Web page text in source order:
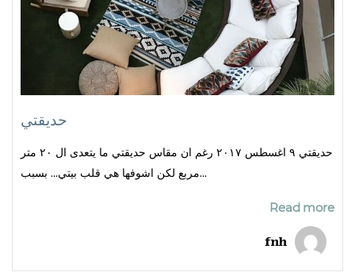
حديقتي
حديقتي ٩ اغسطس ٢٠١٧ رغم ان مقاس حديقتي ما يتعدى ال ٢٠ متر
مربع لكن اشوفها هي قلب بيتي… بسبب...
Read more
fnh